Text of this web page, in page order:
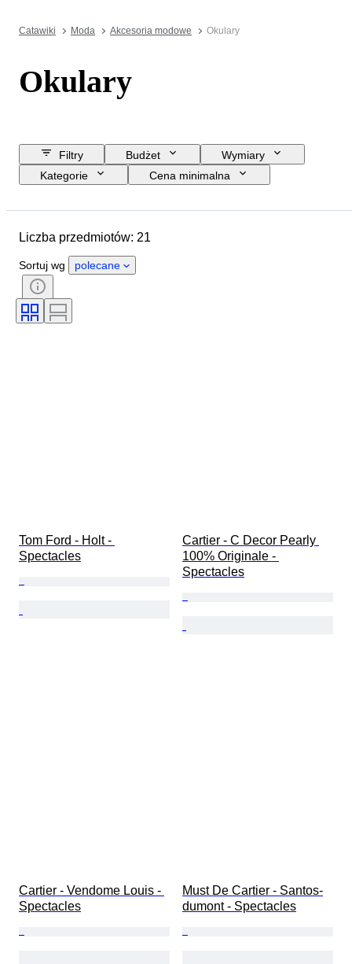
Catawiki Moda Akcesoria modowe Okulary
Okulary
Filtry Budżet
Wymiary
Kategorie
Cena minimalna
Kraj pochodzenia
Okres
Rozmiar odzieży
Era
Liczba przedmiotów: 21
Sortuj wg polecane
Tom Ford - Holt -
Spectacles
Cartier - C Decor Pearly
100% Originale -
Spectacles
Cartier - Vendome Louis -
Spectacles
Must De Cartier - Santos-
dumont - Spectacles